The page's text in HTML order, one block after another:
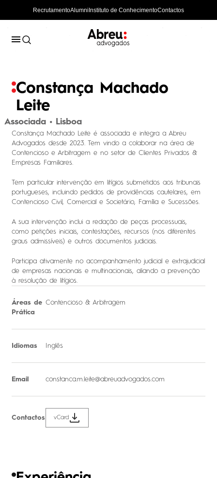
RecrutamentoAlumni Instituto de ConhecimentoContactos
Constança Machado
Leite
Associada • Lisboa
Constança Machado Leite é associada e integra a Abreu
Advogados desde 2023. Tem vindo a colaborar na área de
Contencioso e Arbitragem e no setor de Clientes Privados &
Empresas Familiares.
Tem particular intervenção em litígios submetidos aos tribunais
portugueses, incluindo pedidos de providências cautelares, em
Contencioso Civil, Comercial e Societário, Família e Sucessões.
A sua intervenção inclui a redação de peças processuais,
como petições iniciais, contestações, recursos (nos diferentes
graus admissíveis) e outros documentos judiciais.
Participa ativamente no acompanhamento judicial e extrajudicial
de empresas nacionais e multinacionais, aliando a prevenção
à resolução de litígios.
Áreas de
Prática
Contencioso & Arbitragem
Idiomas Inglês
Email constanca.m.leite@abreuadvogados.com
Contactos vCard